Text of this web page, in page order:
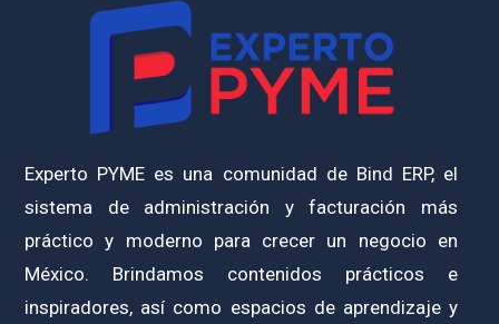
Experto PYME es una comunidad de Bind ERP, el
sistema de administración y facturación más
práctico y moderno para crecer un negocio en
México. Brindamos contenidos prácticos e
inspiradores, así como espacios de aprendizaje y